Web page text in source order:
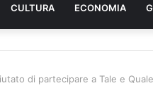
CULTURA ECONOMIA
di partecipare a Tale e